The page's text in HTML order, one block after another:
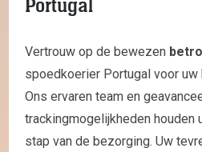
Portugal
Vertrouw op de bewezen
spoedkoerier Portugal voor
Ons ervaren team en
trackingmogelijkheden houden
stap van de bezorging. Uw